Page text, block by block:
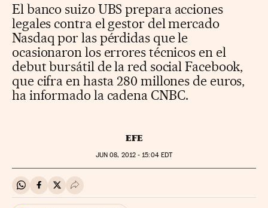
El banco suizo UBS prepara acciones
legales contra el gestor del mercado
Nasdaq por las pérdidas que le
ocasionaron los errores técnicos en el
debut bursátil de la red social Facebook,
que cifra en hasta 280 millones de euros,
ha informado la cadena CNBC.
EFE
JUN 08, 2012 - 15:04EDT
Compartir en Whatsapp
Compartir en Facebook
Compartir en Twitter
Desplegar Redes Sociales